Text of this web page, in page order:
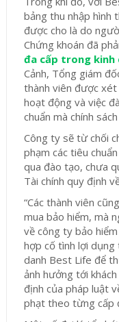
bảng thu nhập hình
được cho là do
Chứng khoán đã
đa cấp trong kinh
Cảnh, Tổng giám
thành viên được
hoạt động và việc
chuẩn mà chính
Công ty sẽ từ chối
phạm các tiêu
qua đào tạo, chưa
Tài chính quy định
“Các thành viên
mua bảo hiểm, mà
về công ty bảo
hợp cố tình lợi dụng
danh Best Life để
ảnh hưởng tới
định của pháp luật
phạt theo từng cấp